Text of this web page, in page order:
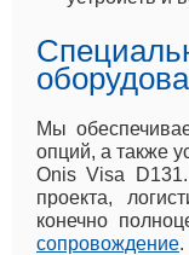
Мы
опций, а также
Onis Visa
проекта,
конечно
сопровождение.